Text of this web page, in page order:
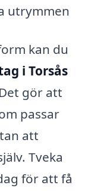
utrymmen
kan du
i Torsås
gör att
passar
att
Tveka
för att få